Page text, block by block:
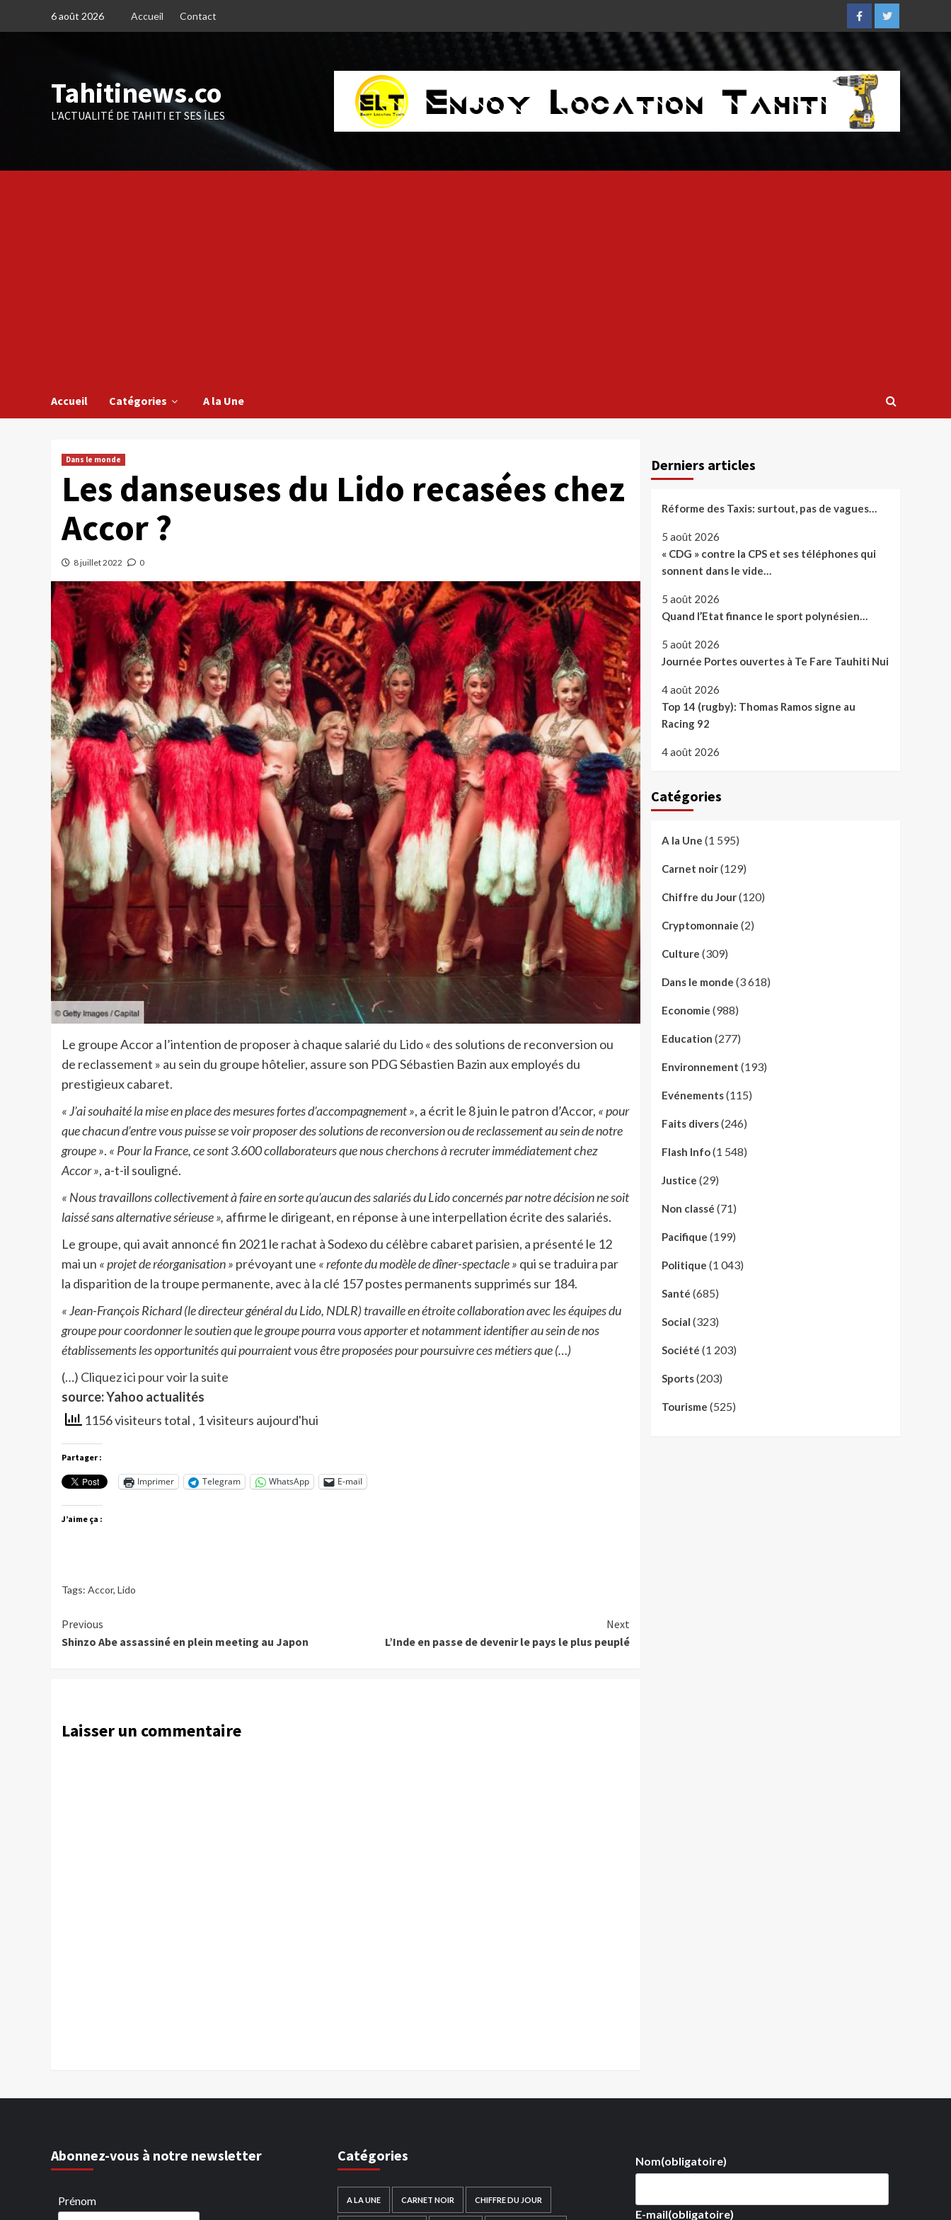
6 août 2026 Accueil Contact
FacebookTwitter
Tahitinews.co
L'ACTUALITÉ DE TAHITI ET SES ÎLES
Accueil Catégories A la Une
Dans le monde
Les danseuses du Lido recasées chez
Accor ?
8 juillet 2022 0
Le groupe Accor a l’intention de proposer à chaque salarié du Lido « des solutions de reconversion ou
de reclassement » au sein du groupe hôtelier, assure son PDG Sébastien Bazin aux employés du
prestigieux cabaret.
« J’ai souhaité la mise en place des mesures fortes d’accompagnement », a écrit le 8 juin le patron d’Accor, « pour
que chacun d’entre vous puisse se voir proposer des solutions de reconversion ou de reclassement au sein de notre
groupe ». « Pour la France, ce sont 3.600 collaborateurs que nous cherchons à recruter immédiatement chez
Accor », a-t-il souligné.
« Nous travaillons collectivement à faire en sorte qu’aucun des salariés du Lido concernés par notre décision ne soit
laissé sans alternative sérieuse », affirme le dirigeant, en réponse à une interpellation écrite des salariés.
Le groupe, qui avait annoncé fin 2021 le rachat à Sodexo du célèbre cabaret parisien, a présenté le 12
mai un « projet de réorganisation » prévoyant une « refonte du modèle de dîner-spectacle » qui se traduira par
la disparition de la troupe permanente, avec à la clé 157 postes permanents supprimés sur 184.
« Jean-François Richard (le directeur général du Lido, NDLR) travaille en étroite collaboration avec les équipes du
groupe pour coordonner le soutien que le groupe pourra vous apporter et notamment identifier au sein de nos
établissements les opportunités qui pourraient vous être proposées pour poursuivre ces métiers que (…)
(…) Cliquez ici pour voir la suite
source: Yahoo actualités
1156 visiteurs total , 1 visiteurs aujourd'hui
Partager :
Imprimer Telegram WhatsApp E-mail
J’aime ça :
Tags: Accor, Lido
Continue
Reading
Previous
Shinzo Abe assassiné en plein meeting au Japon
Next
L’Inde en passe de devenir le pays le plus peuplé
Laisser un commentaire
Derniers articles
Réforme des Taxis: surtout, pas de vagues…
5 août 2026
« CDG » contre la CPS et ses téléphones qui
sonnent dans le vide…
5 août 2026
Quand l’Etat finance le sport polynésien…
5 août 2026
Journée Portes ouvertes à Te Fare Tauhiti Nui
4 août 2026
Top 14 (rugby): Thomas Ramos signe au
Racing 92
4 août 2026
Catégories
A la Une (1 595)
Carnet noir(129)
Chiffre du Jour(120)
Cryptomonnaie (2)
Culture (309)
Dans le monde (3 618)
Economie (988)
Education (277)
Environnement (193)
Evénements(115)
Faits divers(246)
Flash Info(1 548)
Justice (29)
Non classé (71)
Pacifique (199)
Politique (1 043)
Santé (685)
Social (323)
Société (1 203)
Sports(203)
Tourisme (525)
Abonnez-vous à notre newsletter
Prénom
Catégories
A LA UNE CARNET NOIR CHIFFRE DU JOUR
Nom(obligatoire)
E-mail(obligatoire)